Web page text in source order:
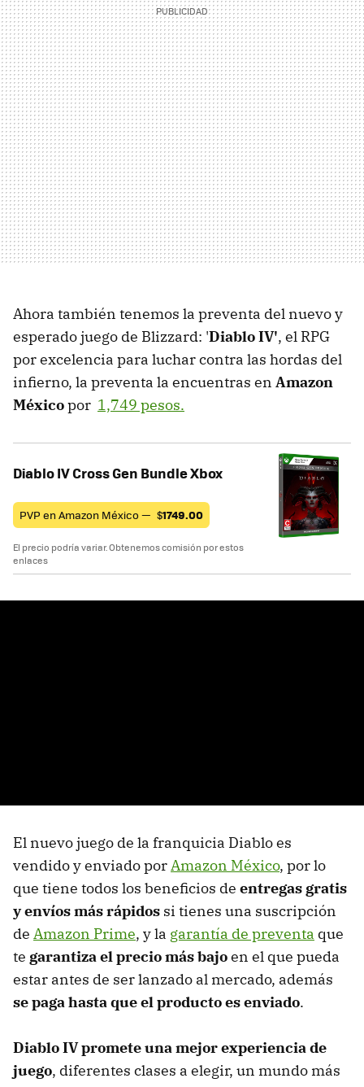
Ahora también tenemos la preventa del nuevo y
esperado juego de Blizzard: 'Diablo IV', el RPG
por excelencia para luchar contra las hordas del
infierno, la preventa la encuentras en Amazon
Méxicopor 1,749 pesos.
Diablo IV Cross Gen Bundle Xbox
PVP en Amazon México — $1749.00
El precio podría variar. Obtenemos comisión por estos
enlaces
El nuevo juego de la franquicia Diablo es
vendido y enviado porAmazon México, por lo
que tiene todos los beneficios de entregas gratis
y envíos más rápidos si tienes una suscripción
de Amazon Prime, y la garantía de preventa que
te garantiza el precio más bajoen el que pueda
estar antes de ser lanzado al mercado, además
se paga hasta que el producto es enviado.
Diablo IVpromete una mejor experiencia de
juego, diferentes clases a elegir, un mundo más